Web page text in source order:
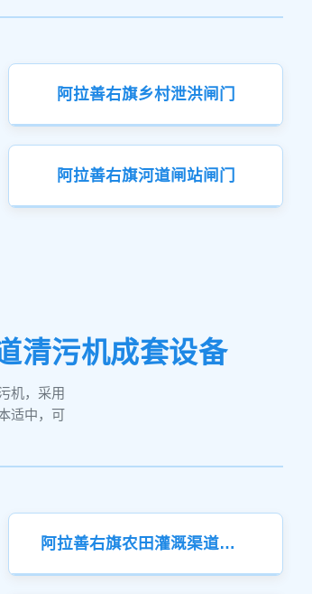
阿拉善右旗乡村泄洪闸门
阿拉善右旗河道闸站闸门
清污机成套设备
机，采用
适中，可
阿拉善右旗农田灌溉渠道钢制闸门